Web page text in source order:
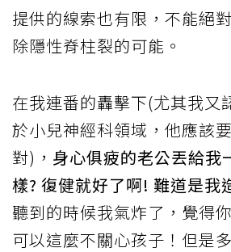
提供的線索也有限，不能絕
除隱性脊柱裂的可能。
在我連番的轟擊下(尤其我又
於小兒神經科領域，他應該
對)， 身心俱疲的老公丟給我
樣? 復健就好了啊! 難道是我
聽到的時候我氣炸了，覺得
可以這麼不關心孩子！但是